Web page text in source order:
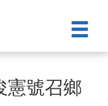
號召鄉